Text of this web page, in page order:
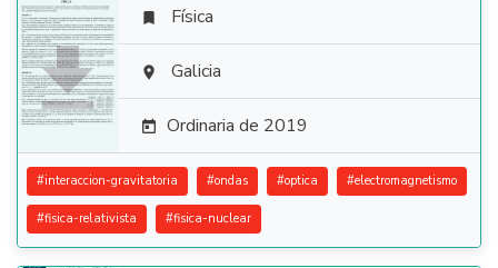

 Física
 Galicia
 Ordinaria de 2019
#interaccion-gravitatoria #ondas #optica #electromagnetismo
#fisica-relativista #fisica-nuclear